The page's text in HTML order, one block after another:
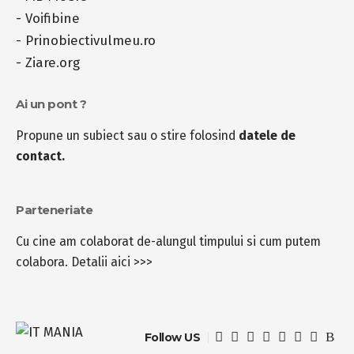
- Voifibine
- Prinobiectivulmeu.ro
- Ziare.org
Ai un pont ?
Propune un subiect sau o stire folosind datele de
contact.
Parteneriate
Cu cine am colaborat de-alungul timpului si cum putem
colabora. Detalii aici >>>
Follow US